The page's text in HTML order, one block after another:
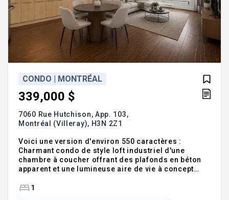
CONDO | MONTRÉAL
339,000 $
7060 Rue Hutchison, App. 103,
Montréal (Villeray), H3N 2Z1
Voici une version d'environ 550 caractères :
Charmant condo de style loft industriel d'une
chambre à coucher offrant des plafonds en béton
apparent et une lumineuse aire de vie à concept
espace de comptoir s'ouvre sur le salon, tandis que
1